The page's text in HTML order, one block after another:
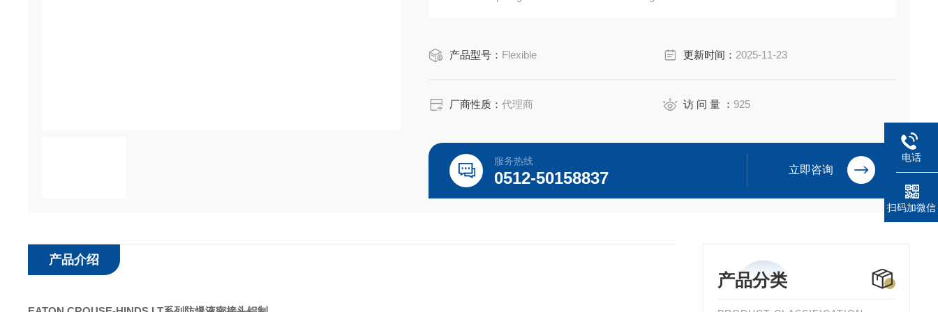
- Class III, Divisions 1 & 2;
产品型号： Flexible 更新时间： 2025-11-23
厂商性质：代理商 访 问 量 ： 925
服务热线
0512-50158837 立即咨询
产品分类
产品介绍
电话
扫码加微信